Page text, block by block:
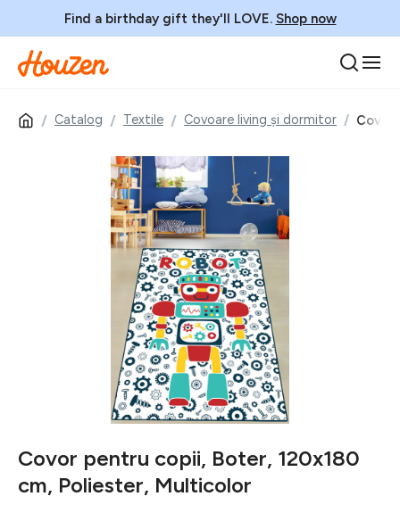
Find a birthday gift they'll LOVE. Shop now
Catalog Textile Covoare living și dormitor
Covor pentru copii, Boter, 120x180
cm, Poliester, Multicolor